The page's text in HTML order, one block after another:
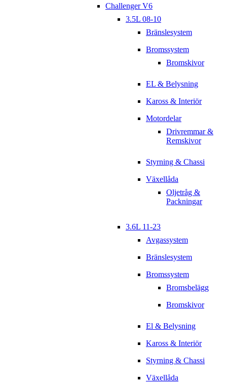
Challenger V6
3.5L 08-10
Bränslesystem
Bromssystem
Bromskivor
EL & Belysning
Kaross & Interiör
Motordelar
Drivremmar &
Remskivor
Styrning & Chassi
Växellåda
Oljetråg &
Packningar
3.6L 11-23
Avgassystem
Bränslesystem
Bromssystem
Bromsbelägg
Bromskivor
El & Belysning
Kaross & Interiör
Styrning & Chassi
Växellåda